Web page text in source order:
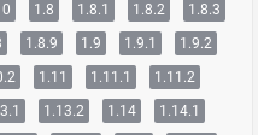
1.8 1.8.1 1.8.2
1.8.3
1.8.9 1.9 1.9.1
1.9.2
1.11 1.11.1
1.11.2
1.13.2 1.14
1.14.1